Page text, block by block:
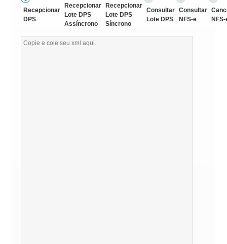
Recepcionar
DPS
Recepcionar
Lote DPS
Assíncrono
Recepcionar
Lote DPS
Síncrono
Consultar
Lote DPS
Consultar
NFS-e
NFS-